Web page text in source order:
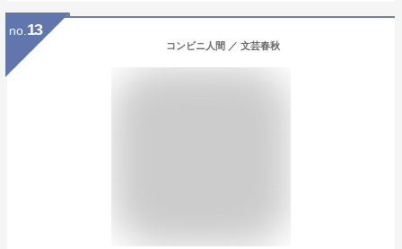
no. 13
コンビニ人間 ／ 文芸春秋